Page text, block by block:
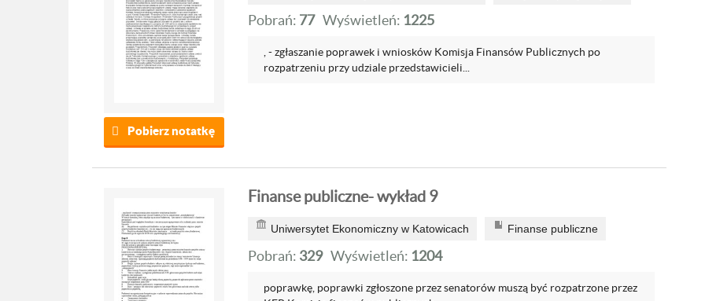
Pobierz notatkę
Pobrań: 77 Wyświetleń: 1225
, - zgłaszanie poprawek i wniosków Komisja Finansów Publicznych po
rozpatrzeniu przy udziale przedstawicieli...
Finanse publiczne- wykład 9
Uniwersytet Ekonomiczny w Katowicach Finanse publiczne
Pobrań: 329 Wyświetleń: 1204
poprawkę, poprawki zgłoszone przez senatorów muszą być rozpatrzone przez